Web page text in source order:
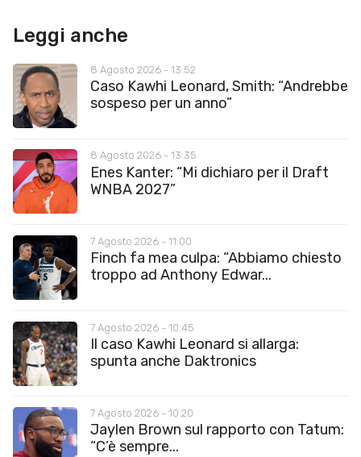
Leggi anche
8 Agosto 2026 - 13:52
Caso Kawhi Leonard, Smith: “Andrebbe
sospeso per un anno”
8 Agosto 2026 - 13:35
Enes Kanter: “Mi dichiaro per il Draft
WNBA 2027”
7 Agosto 2026 - 11:00
Finch fa mea culpa: “Abbiamo chiesto
troppo ad Anthony Edwar...
7 Agosto 2026 - 10:45
Il caso Kawhi Leonard si allarga:
spunta anche Daktronics
7 Agosto 2026 - 10:20
Jaylen Brown sul rapporto con Tatum:
“C’è sempre...